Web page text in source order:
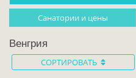
Санатории и цены
Венгрия
СОРТИРОВАТЬ